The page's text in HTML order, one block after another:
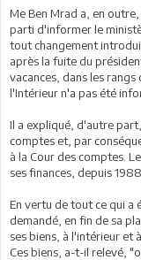
Me Ben Mrad a, en
parti d'informer le
tout changement
après la fuite du
vacances, dans les
l'Intérieur n'a pas été
Il a expliqué, d'autre
comptes et, par
à la Cour des comptes.
ses finances, depuis 1988.
En vertu de tout ce qui a
demandé, en fin de sa
ses biens, à l'intérieur et
Ces biens, a-t-il relevé,